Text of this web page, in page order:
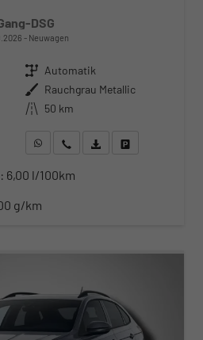
DSG
Neuwagen
Getriebe Automatik
Außenfarbe Rauchgrau Metallic
Kilometerstand 50 km
WhatsApp anfragen
Wir rufen Sie anFahrzeugexposé (PDF)
6,00 l/100km
g/km